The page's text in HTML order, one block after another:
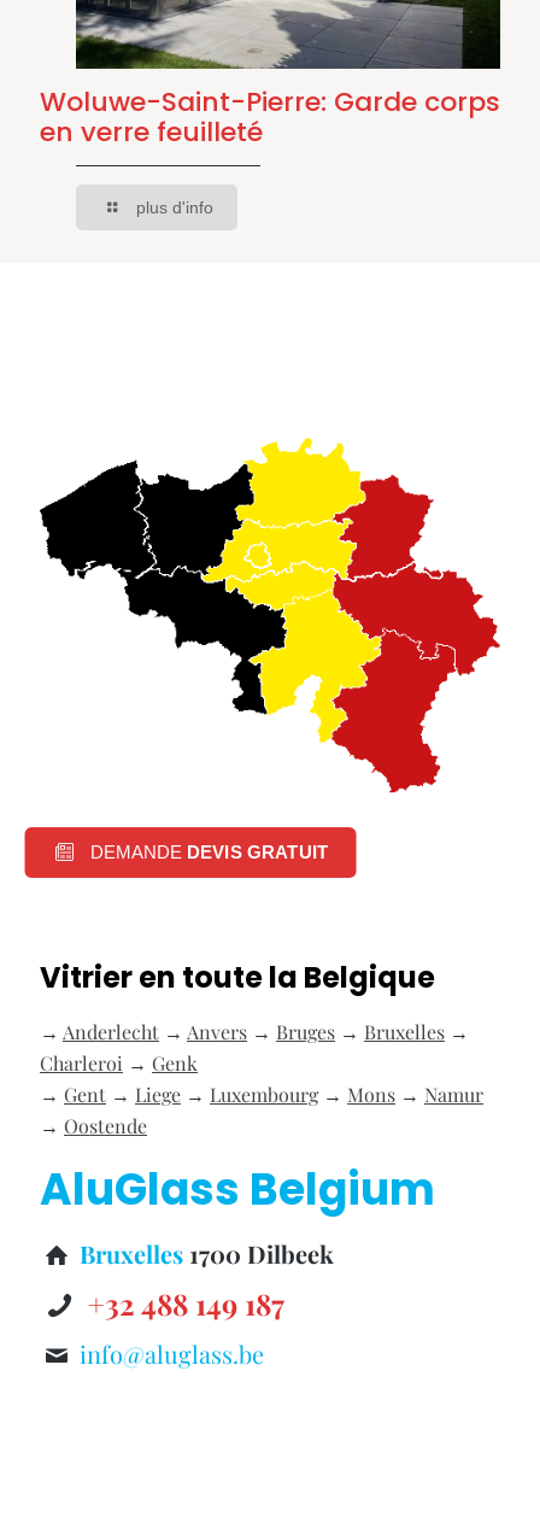
Woluwe-Saint-Pierre: Garde corps
en verre feuilleté
plus d'info
DEMANDE DEVIS GRATUIT
Vitrier en toute la Belgique
→ Anderlecht → Anvers → Bruges → Bruxelles →
Charleroi → Genk
→ Gent → Liege → Luxembourg→ Mons → Namur
→ Oostende
AluGlass Belgium
Bruxelles 1700 Dilbeek
+32 488 149 187
info@aluglass.be